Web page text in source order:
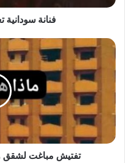
فنانة سودانية
تفتيش
مباغت
لشقق
وفنادق
كسلا..ماذا
هناك؟
تفتيش مباغت لشقق